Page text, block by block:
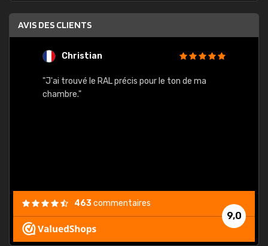
AVIS DES CLIENTS
Christian
"J'ai trouvé le RAL précis pour le ton de ma
chambre."
9,0
463commentaires